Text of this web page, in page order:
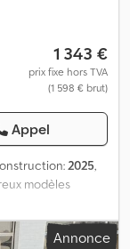
1 343 €
prix fixe hors TVA
(1 598 € brut)
Appel
2025,
modèles
facilement
Vous pouvez venir
marché en ligne
Annonce